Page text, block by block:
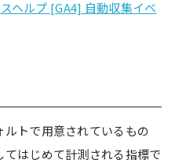
ヘルプ [GA4] 自動収集イベ
トで用意されているもの
はじめて計測される指標で